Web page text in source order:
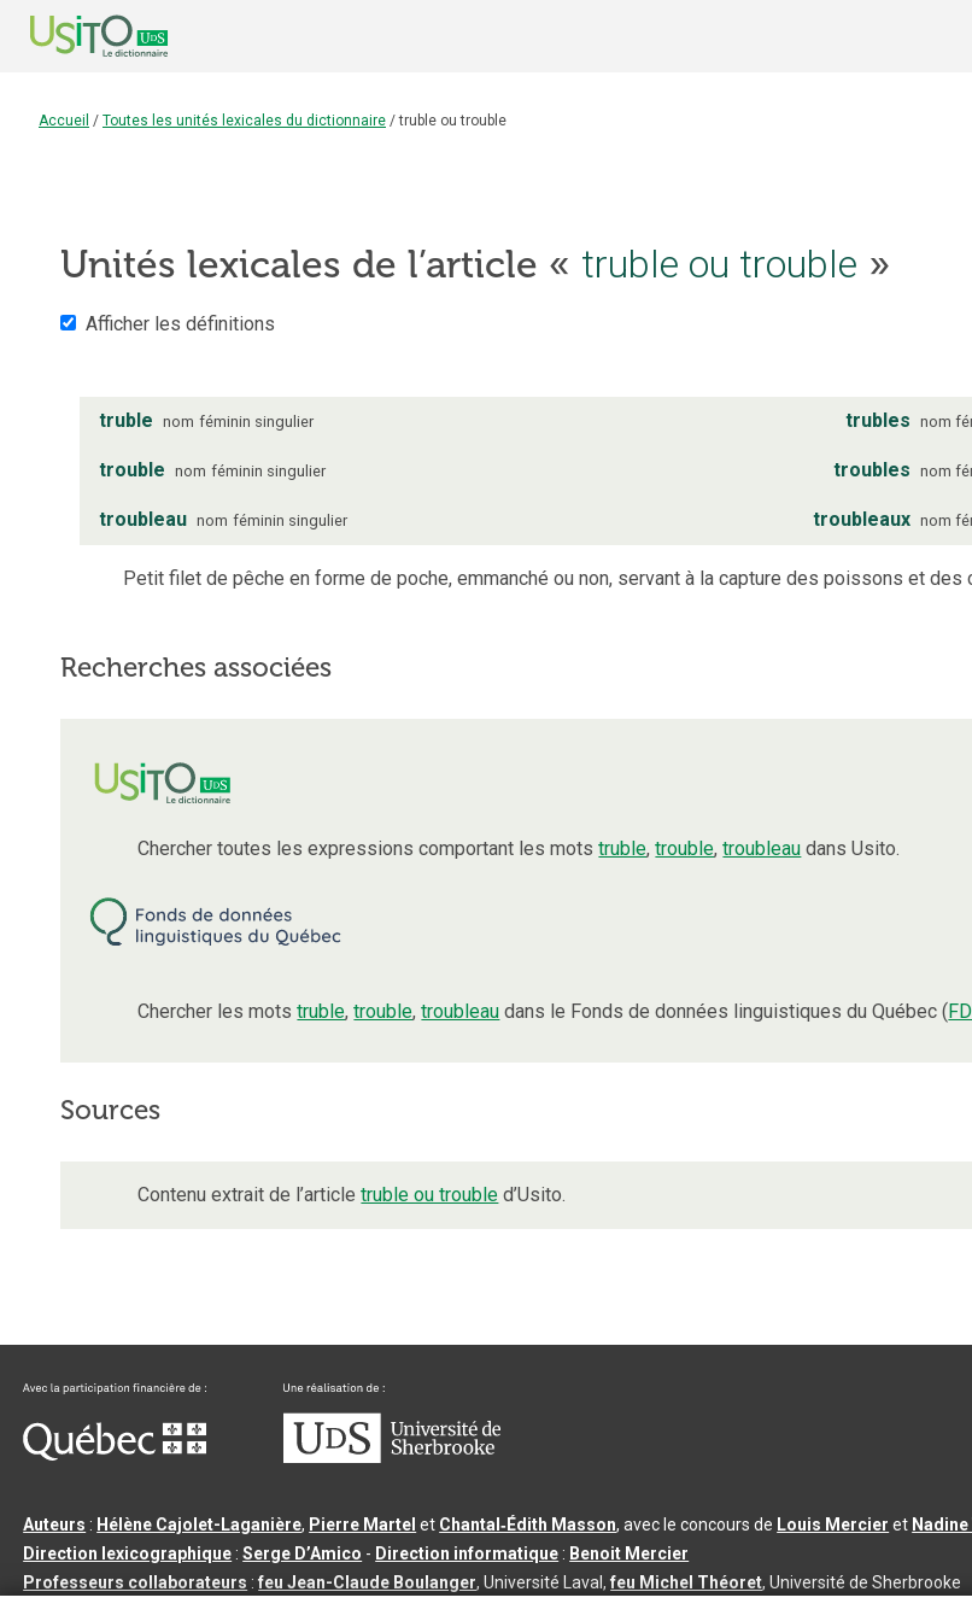
Accueil / Toutes les unités lexicales du dictionnaire / truble ou trouble
Unités lexicales de l’article « truble ou trouble »
Afficher les définitions
truble nom féminin singulier trubles nom
trouble nom féminin singulier troubles nom
troubleau nom féminin singulier troubleaux nom
Petit filet de pêche en forme de poche, emmanché ou non, servant à la capture des poissons et des
Recherches associées
Chercher toutes les expressions comportant les motstruble,trouble,troubleau dans Usito.
Chercher les motstruble,trouble,troubleau dans le Fonds de données linguistiques du Québec (
Sources
Contenu extrait de l’articletruble ou trouble d’Usito.
Auteurs : Hélène Cajolet-Laganière, Pierre Martel et Chantal‑Édith Masson, avec le concours de Louis Mercier et
Direction lexicographique :Serge D’Amico - Direction informatique : Benoit Mercier
Professeurs collaborateurs :feu Jean-Claude Boulanger, Université Laval,feu Michel Théoret, Université de Sherbrooke